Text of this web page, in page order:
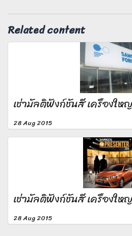
Related content
เช่ามัลติฟังก์ชั่นสี เครื่องให
28 Aug 2015
เช่ามัลติฟังก์ชั่นสี เครื่องให
28 Aug 2015